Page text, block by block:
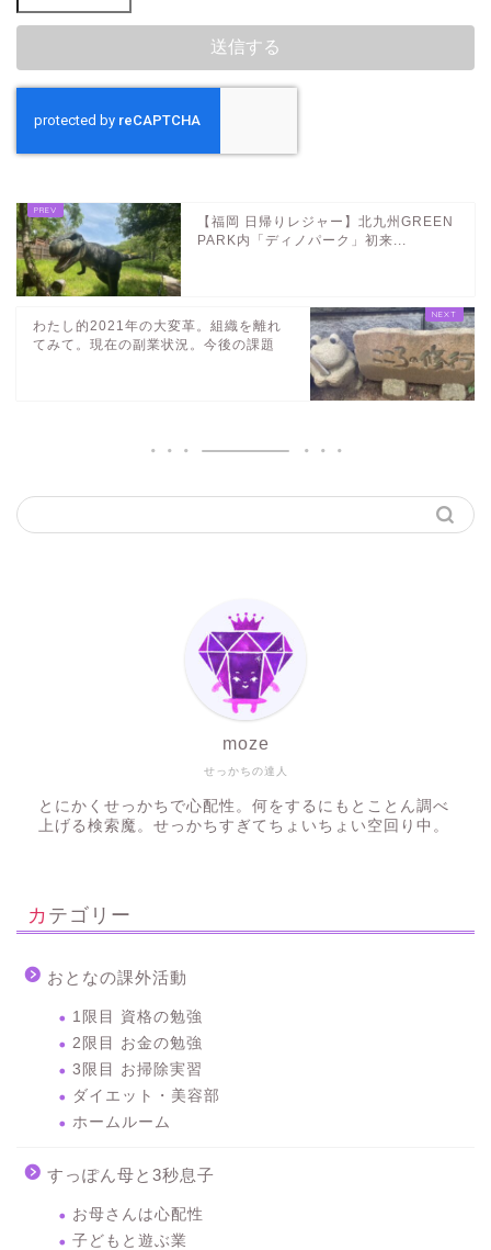
【福岡 日帰りレジャー】北九州GREEN
PARK内「ディノパーク」初来...
わたし的2021年の大変革。組織を離れ
てみて。現在の副業状況。今後の課題
せっかちの達人
moze
とにかくせっかちで心配性。何をするにもとことん調べ
上げる検索魔。せっかちすぎてちょいちょい空回り中。
カテゴリー
おとなの課外活動
1限目 資格の勉強
2限目 お金の勉強
3限目 お掃除実習
ダイエット・美容部
ホームルーム
すっぽん母と3秒息子
お母さんは心配性
子どもと遊ぶ業